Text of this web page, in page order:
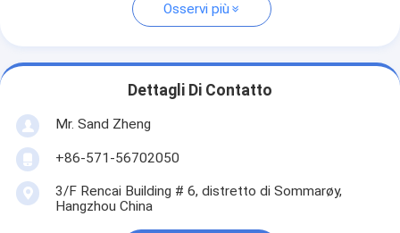
Osservi più
Dettagli Di Contatto
Mr. Sand Zheng
+86-571-56702050
3/F Rencai Building # 6, distretto di Sommarøy,
Hangzhou China